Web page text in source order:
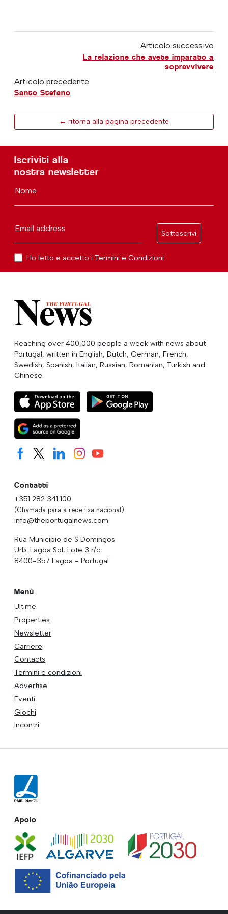
Articolo successivo
La relazione che avete imparato a
sopravvivere
Articolo precedente
Santo Stefano
← ritorna alla pagina precedente
Iscriviti alla
nostra newsletter
Nome
Email address
Sottoscrivi
Ho letto e accetto i Termini e Condizioni
Reaching over 400,000 people a week with news about
Portugal, written in English, Dutch, German, French,
Swedish, Spanish, Italian, Russian, Romanian, Turkish and
Chinese.
Contatti
+351 282 341 100
(Chamada para a rede fixa nacional)
info@theportugalnews.com
Rua Municipio de S Domingos
Urb. Lagoa Sol, Lote 3 r/c
8400-357 Lagoa - Portugal
Menù
Ultime
Properties
Newsletter
Carriere
Contacts
Termini e condizioni
Advertise
Eventi
Giochi
Incontri
Apoio